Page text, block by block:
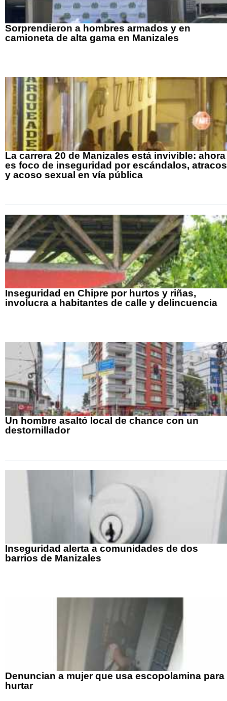
Sorprendieron a hombres armados y en
camioneta de alta gama en Manizales
La carrera 20 de Manizales está invivible: ahora
es foco de inseguridad por escándalos, atracos
y acoso sexual en vía pública
Inseguridad en Chipre por hurtos y riñas,
involucra a habitantes de calle y delincuencia
Un hombre asaltó local de chance con un
destornillador
Inseguridad alerta a comunidades de dos
barrios de Manizales
Denuncian a mujer que usa escopolamina para
hurtar